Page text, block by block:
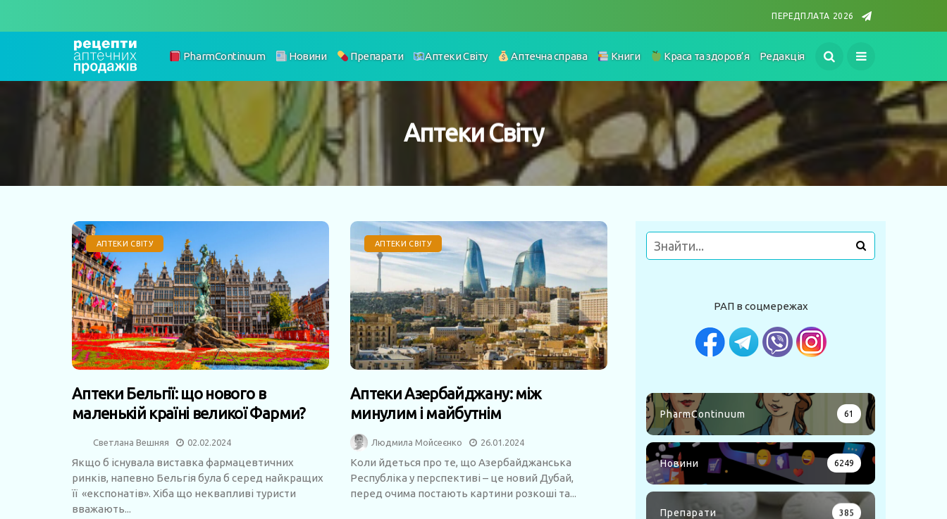
ПЕРЕДПЛАТА 2026
PharmContinuum Новини Препарати Аптеки Світу Аптечна справа Книги Краса та здоров’я Редакція
Аптеки Світу
АПТЕКИ СВІТУ
Аптеки Бельгії: що нового в
маленькій країні великої Фарми?
Светлана Вешняя 02.02.2024
Якщо б існувала виставка фармацевтичних
ринків, напевно Бельгія була б серед найкращих
її «експонатів». Хіба що неквапливі туристи
вважають...
АПТЕКИ СВІТУ
Аптеки Азербайджану: між
минулим і майбутнім
Людмила Мойсеєнко 26.01.2024
Коли йдеться про те, що Азербайджанська
Республіка у перспективі – це новий Дубай,
перед очима постають картини розкоші та...
РАП в соцмережах
PharmContinuum 61
Новини 6249
Препарати 385